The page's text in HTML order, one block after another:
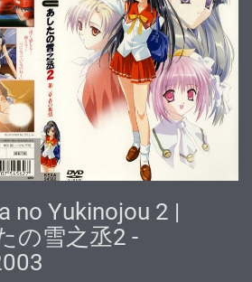
no Yukinojou 2 |
の雪之丞2 -